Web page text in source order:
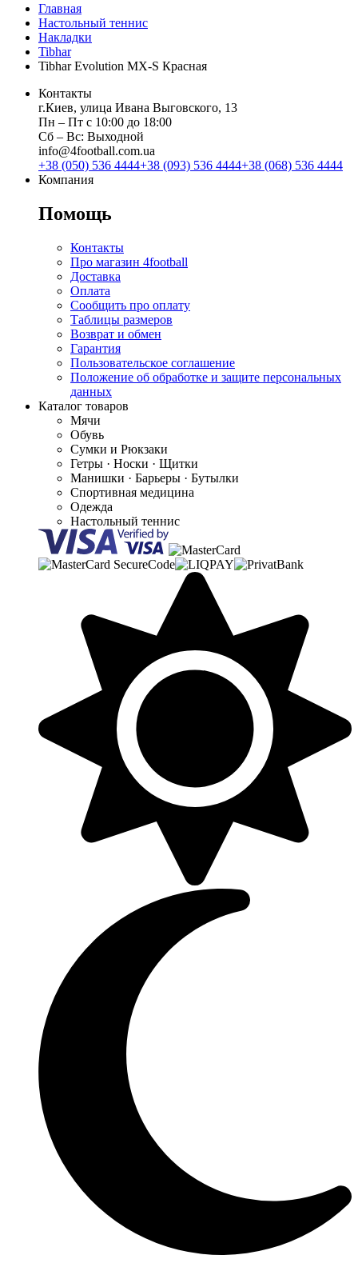
Главная
Настольный теннис
Накладки
Tibhar
Tibhar Evolution MX-S Красная
Контакты
г.Киев, улица Ивана Выговского, 13
Пн ‒ Пт с 10:00 до 18:00
Сб ‒ Вс: Выходной
info@4football.com.ua
+38 (050) 536 4444+38 (093) 536 4444+38 (068) 536 4444
Компания
Помощь
Контакты
Про магазин 4football
Доставка
Оплата
Сообщить про оплату
Таблицы размеров
Возврат и обмен
Гарантия
Пользовательское соглашение
Положение об обработке и защите персональных
данных
Каталог товаров
Мячи
Обувь
Сумки и Рюкзаки
Гетры · Носки · Щитки
Манишки · Барьеры · Бутылки
Спортивная медицина
Одежда
Настольный теннис